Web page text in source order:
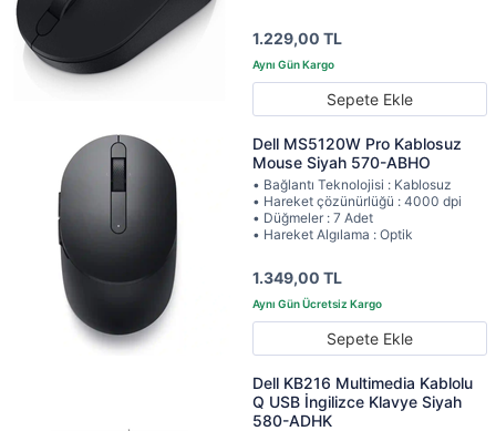
1.229,00 TL
Sepete Ekle
Dell MS5120W Pro Kablosuz
Mouse Siyah 570-ABHO
• Bağlantı Teknolojisi : Kablosuz
• Hareket çözünürlüğü : 4000 dpi
• Düğmeler : 7 Adet
• Hareket Algılama : Optik
1.349,00 TL
Sepete Ekle
Dell KB216 Multimedia Kablolu
Q USB İngilizce Klavye Siyah
580-ADHK